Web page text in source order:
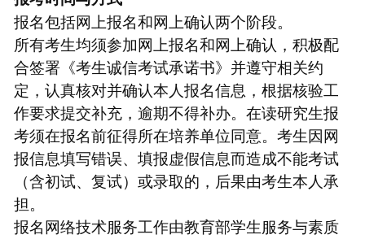
报名包括网上报名和网上确认两个阶段。
所有考生均须参加网上报名和网上确认，积极配
合签署《考生诚信考试承诺书》并遵守相关约
定，认真核对并确认本人报名信息，根据核验工
作要求提交补充，逾期不得补办。在读研究生报
考须在报名前征得所在培养单位同意。考生因网
报信息填写错误、填报虚假信息而造成不能考试
（含初试、复试）或录取的，后果由考生本人承
担。
报名网络技术服务工作由教育部学生服务与素质